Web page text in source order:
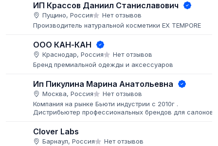
ИП Крассов Даниил Станиславович
Пущино, Россия
Нет отзывов
Производитель натуральной косметики EX TEMPORE
ООО КАН-КАН
Краснодар, Россия
Нет отзывов
Бренд премиальной одежды и аксессуаров
Ип Пикулина Марина Анатольевна
Москва, Россия
Нет отзывов
Компания на рынке Бьюти индустрии с 2010г .
Дистрибьютер профессиональных брендов для салонов
бренда Ariul
Clover Labs
Барнаул, Россия
Нет отзывов